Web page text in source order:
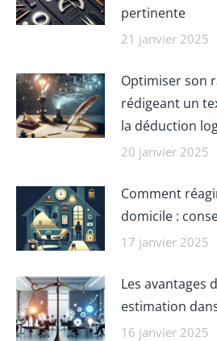
pertinente
21 janvier 2025
Optimiser son
rédigeant un
la déduction
20 janvier 2025
Comment
domicile :
17 janvier 2025
Les avantages
estimation
16 janvier 2025